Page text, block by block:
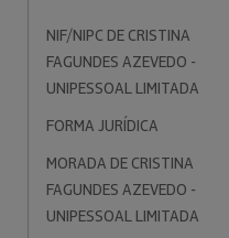
NIF/NIPC DE CRISTINA
FAGUNDES AZEVEDO -
UNIPESSOAL LIMITADA
FORMA JURÍDICA
MORADA DE CRISTINA
FAGUNDES AZEVEDO -
UNIPESSOAL LIMITADA